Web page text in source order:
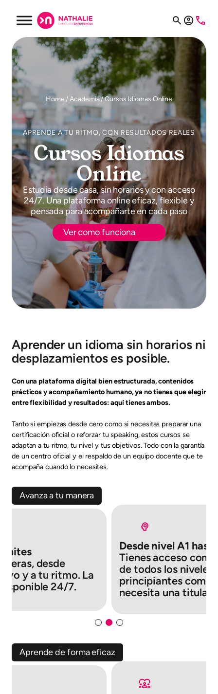
Home /Academia/Cursos Idiomas Online
APRENDE A TU RITMO, CON RESULTADOS REALES
Cursos Idiomas
Online
Estudia desde casa, sin horarios y con acceso
24/7. Una plataforma online eficaz, flexible y
pensada para acompañarte en cada paso
Ver como funciona
Aprender un idioma sin horarios ni
desplazamientos es posible.
Con una plataforma digital bien estructurada, contenidos
prácticos y acompañamiento humano, ya no tienes que elegir
entre flexibilidad y resultados: aquí tienes ambos.
Tanto si empiezas desde cero como si necesitas preparar una
certificación oficial o reforzar tu speaking, estos cursos se
adaptan a tu ritmo, tu nivel y tus objetivos. Todo con la garantía
de un centro oficial y el respaldo de un equipo docente que te
acompaña cuando lo necesites.
Avanza a tu manera
desde
y a tu ritmo. La
24/7.
Desde nivel A1
Tienes acceso
de todos los
principiantes como
necesita una
Aprende de forma eficaz